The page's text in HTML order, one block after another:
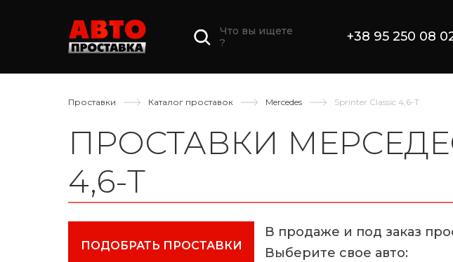
Что вы ищете
?
+38 95 250 08
Проставки Каталог проставок Mercedes Sprinter Classic 4,6-T
ПРОСТАВКИ
4,6-T
ПОДОБРАТЬ ПРОСТАВКИ
В продаже и под заказ
Выберите свое авто: